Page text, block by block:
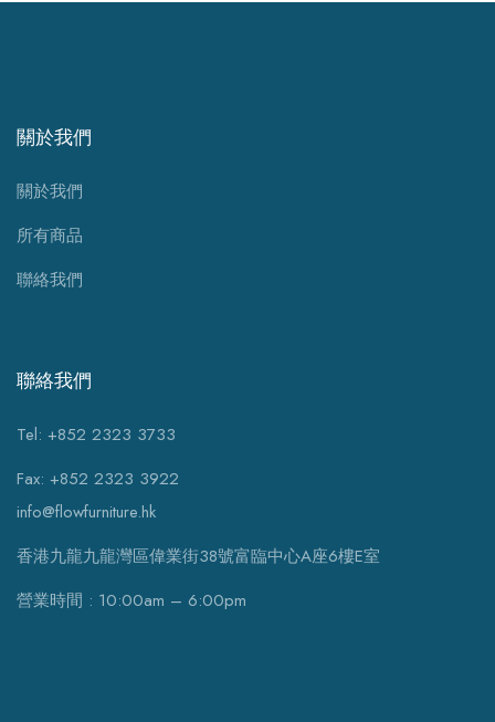
關於我們
關於我們
所有商品
聯絡我們
聯絡我們
Tel: +852 2323 3733
Fax: +852 2323 3922
info@flowfurniture.hk
香港九龍九龍灣區偉業街38號富臨中心A座6樓E室
營業時間 : 10:00am – 6:00pm